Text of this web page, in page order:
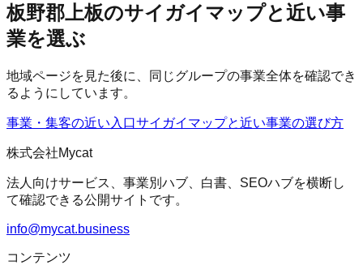
板野郡上板のサイガイマップと近い事
業を選ぶ
地域ページを見た後に、同じグループの事業全体を確認でき
るようにしています。
事業・集客の近い入口サイガイマップと近い事業の選び方
株式会社Mycat
法人向けサービス、事業別ハブ、白書、SEOハブを横断し
て確認できる公開サイトです。
info@mycat.business
コンテンツ